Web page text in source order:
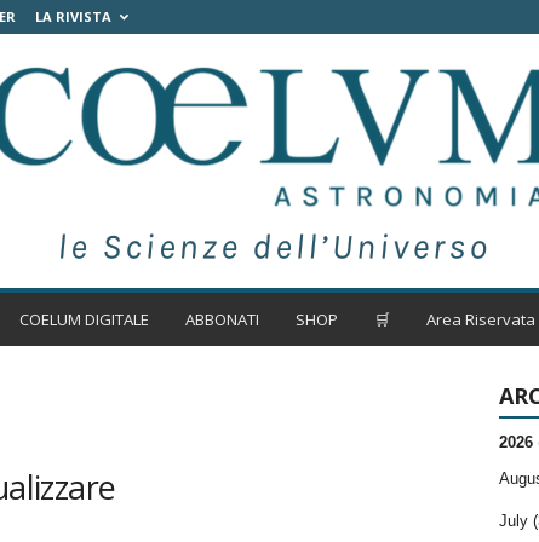
LA RIVISTA
COELUM DIGITALE ABBONATI SHOP 🛒 Area Riservata
2026
July